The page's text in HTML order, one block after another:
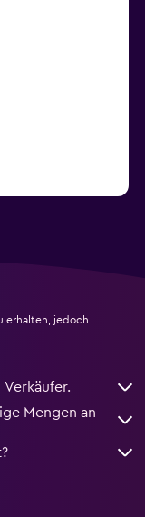
erhalten, jedoch
Mengen an